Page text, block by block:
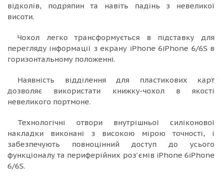
відколів, подряпин та навіть падінь з невеликої
висоти.
Чохол легко трансформується в підставку для
перегляду інформації з екрану iPhone 6iPhone 6/6S в
горизонтальному положенні.
Наявність відділення для пластикових карт
дозволяє використати книжку-чохол в якості
невеликого портмоне.
Технологічні отвори внутрішньої силіконової
накладки виконані з високою мірою точності, і
забезпечують повноцінний доступ до усього
функціоналу та периферійних роз'ємів iPhone 6iPhone
6/6S.